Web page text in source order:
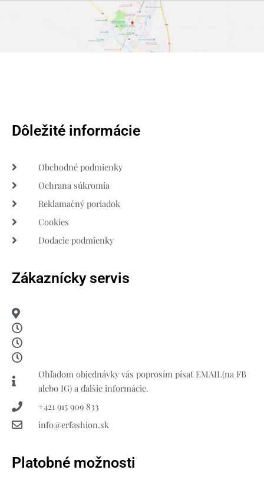
Dôležité informácie
Obchodné podmienky
Ochrana súkromia
Reklamačný poriadok
Cookies
Dodacie podmienky
Zákaznícky servis
Ohľadom objednávky vás poprosím písať EMAIL(na FB
alebo IG) a ďalšie informácie.
+421 915 909 833
info@erfashion.sk
Platobné možnosti